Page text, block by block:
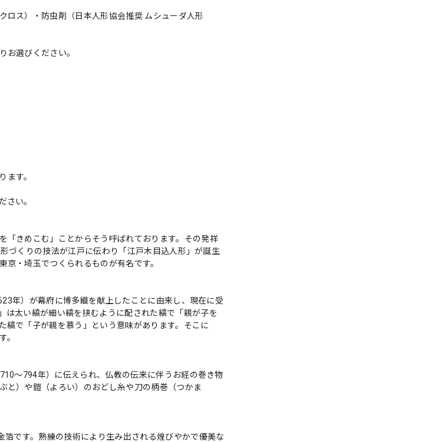
ロス）・防虫剤（日本人形協会推奨 ムシューダ人形
お選びください。
ます。
さい。
「きめこむ」ことからそう呼ばれております。その発祥
づくりの技法が江戸に伝わり「江戸木目込人形」が誕生
・埼玉でつくられるものが有名です。
年）が幕府に博多織を献上したことに由来し、現在に受
は太い縞が細い縞を挟むように配された縞で「親が子を
で「子が親を慕う」という意味があります。そこに
。
～794年）に伝えられ、仏教の伝来に伴うお経の巻き物
と）や鎧（よろい）のおどし糸や刀の柄巻（つかま
です。熟練の技術により生み出される煌びやかで優美な